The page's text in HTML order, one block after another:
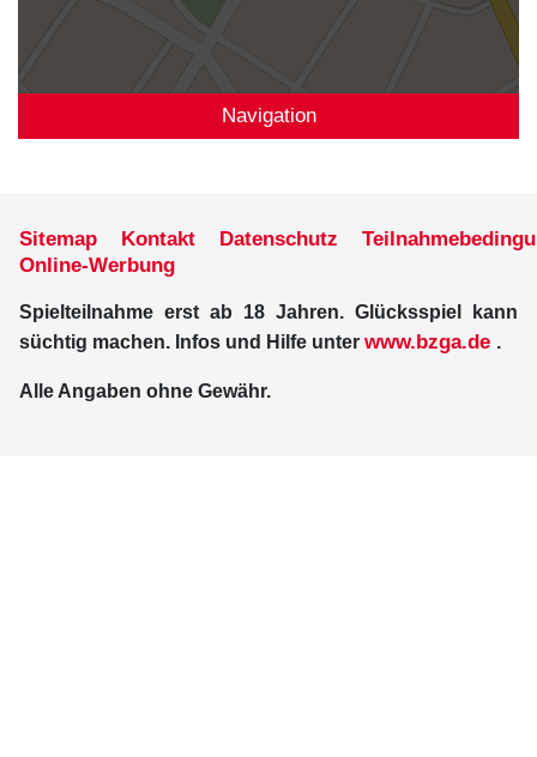
Navigation
Sitemap Kontakt Datenschutz
Online-Werbung
Spielteilnahme erst ab 18 Jahren. Glücksspiel kann
süchtig machen. Infos und Hilfe unter www.bzga.de .
Alle Angaben ohne Gewähr.